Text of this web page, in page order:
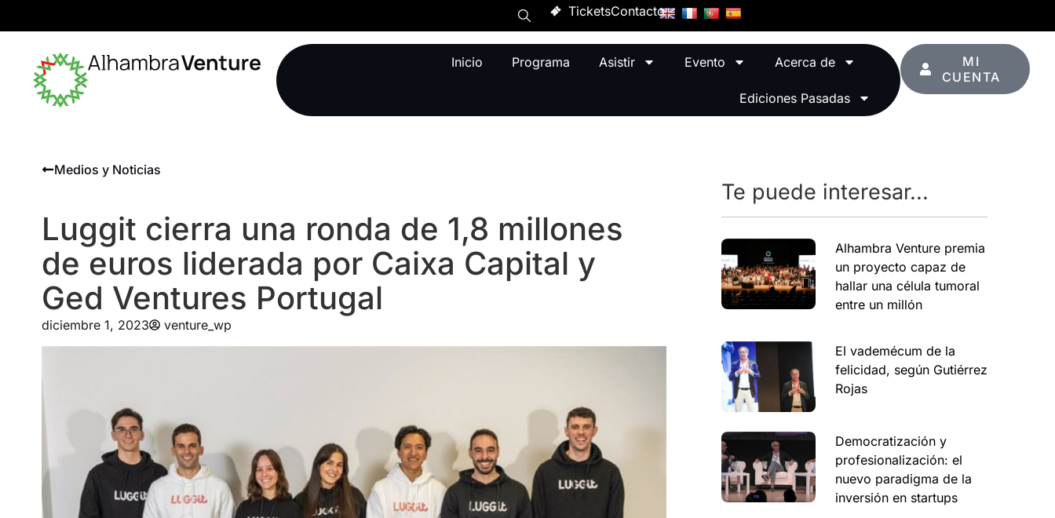
TicketsContacto
Inicio Programa Asistir Evento Acerca de
Ediciones Pasadas
MI
CUENTA
Medios y Noticias
Luggit cierra una ronda de 1,8 millones
de euros liderada por Caixa Capital y
Ged Ventures Portugal
diciembre 1, 2023 venture_wp
Te puede interesar...
Alhambra Venture premia
un proyecto capaz de
hallar una célula tumoral
entre un millón
El vademécum de la
felicidad, según Gutiérrez
Rojas
Democratización y
profesionalización: el
nuevo paradigma de la
inversión en startups